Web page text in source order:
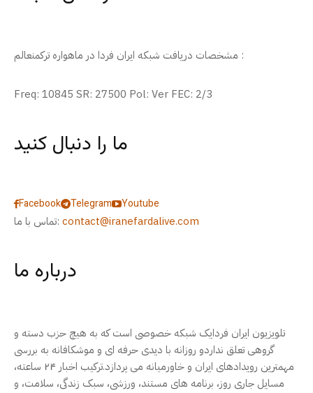
مشخصات دریافت شبکه ایران فردا در ماهواره ترکمنعالم :
Freq: 10845 SR: 27500 Pol: Ver FEC: 2/3
ما را دنبال کنید
Facebook Telegram
Youtube
تماس با ما: contact@iranefardalive.com
درباره ما
تلویزیون ایران فردایک شبکه خصوصی است که به هیچ حزب دسته و
گروهی تعلق نداردو روزانه با دیدی حرفه ای و موشکافانه به بررسی
مهمترین رویدادهای ایران و خاورمیانه می پردازد.ترکیب اخبار ۲۴ ساعته،
مسایل جاری روز، برنامه های مستند، ورزشی، سبک زندگی، سلامت، و